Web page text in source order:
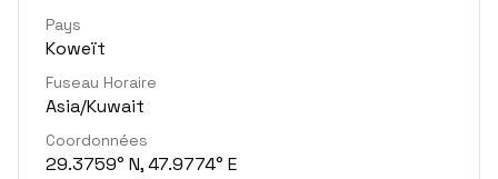
Pays
Koweït
Fuseau Horaire
Asia/Kuwait
Coordonnées
29.3759° N, 47.9774° E